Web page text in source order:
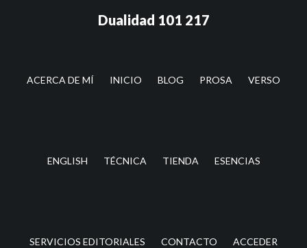
lateral
Dualidad 101 217
ACERCA DE MÍ INICIO BLOG PROSA VERSO
ENGLISH TÉCNICA TIENDA ESENCIAS
SERVICIOS EDITORIALES CONTACTO ACCEDER